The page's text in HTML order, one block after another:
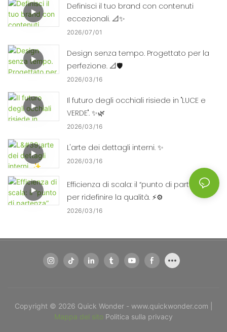
Definisci il tuo brand con contenuti
eccezionali. 📐✨
2026 07 01
Design senza tempo. Progettato per la
perfezione. 📐🛡️
2026 03 16
Il futuro degli occhiali risiede in "LUCE e
VERDE". ✨🌿
2026 03 16
L'arte dei dettagli interni. ✨
2026 03 16
Efficienza di scala: il “punto di partenza”
per ridefinire la qualità. ⚡⚙️
2026 03 16
Copyright © 2026 Quick Wonder - www.quickwonder.com |
Mappa del sito Politica sulla privacy